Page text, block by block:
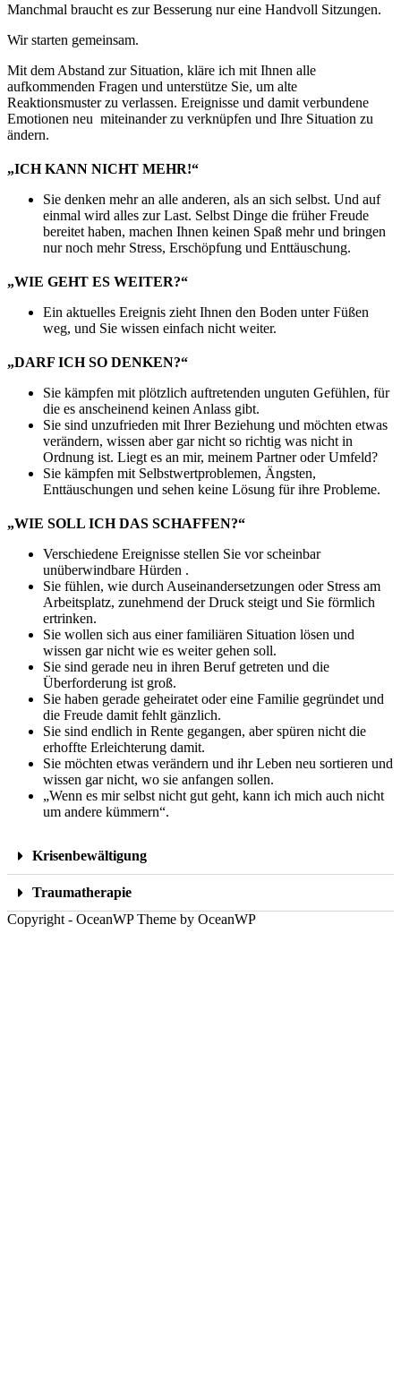
Manchmal braucht es zur Besserung nur eine Handvoll Sitzungen.
Wir starten gemeinsam.
Mit dem Abstand zur Situation, kläre ich mit Ihnen alle
aufkommenden Fragen und unterstütze Sie, um alte
Reaktionsmuster zu verlassen. Ereignisse und damit verbundene
Emotionen neu miteinander zu verknüpfen und Ihre Situation zu
ändern.
„ICH KANN NICHT MEHR!“
Sie denken mehr an alle anderen, als an sich selbst. Und auf
einmal wird alles zur Last. Selbst Dinge die früher Freude
bereitet haben, machen Ihnen keinen Spaß mehr und bringen
nur noch mehr Stress, Erschöpfung und Enttäuschung.
„WIE GEHT ES WEITER?“
Ein aktuelles Ereignis zieht Ihnen den Boden unter Füßen
weg, und Sie wissen einfach nicht weiter.
„DARF ICH SO DENKEN?“
Sie kämpfen mit plötzlich auftretenden unguten Gefühlen, für
die es anscheinend keinen Anlass gibt.
Sie sind unzufrieden mit Ihrer Beziehung und möchten etwas
verändern, wissen aber gar nicht so richtig was nicht in
Ordnung ist. Liegt es an mir, meinem Partner oder Umfeld?
Sie kämpfen mit Selbstwertproblemen, Ängsten,
Enttäuschungen und sehen keine Lösung für ihre Probleme.
„WIE SOLL ICH DAS SCHAFFEN?“
Verschiedene Ereignisse stellen Sie vor scheinbar
unüberwindbare Hürden .
Sie fühlen, wie durch Auseinandersetzungen oder Stress am
Arbeitsplatz, zunehmend der Druck steigt und Sie förmlich
ertrinken.
Sie wollen sich aus einer familiären Situation lösen und
wissen gar nicht wie es weiter gehen soll.
Sie sind gerade neu in ihren Beruf getreten und die
Überforderung ist groß.
Sie haben gerade geheiratet oder eine Familie gegründet und
die Freude damit fehlt gänzlich.
Sie sind endlich in Rente gegangen, aber spüren nicht die
erhoffte Erleichterung damit.
Sie möchten etwas verändern und ihr Leben neu sortieren und
wissen gar nicht, wo sie anfangen sollen.
„Wenn es mir selbst nicht gut geht, kann ich mich auch nicht
um andere kümmern“.
Krisenbewältigung
Traumatherapie
Copyright - OceanWP Theme by OceanWP